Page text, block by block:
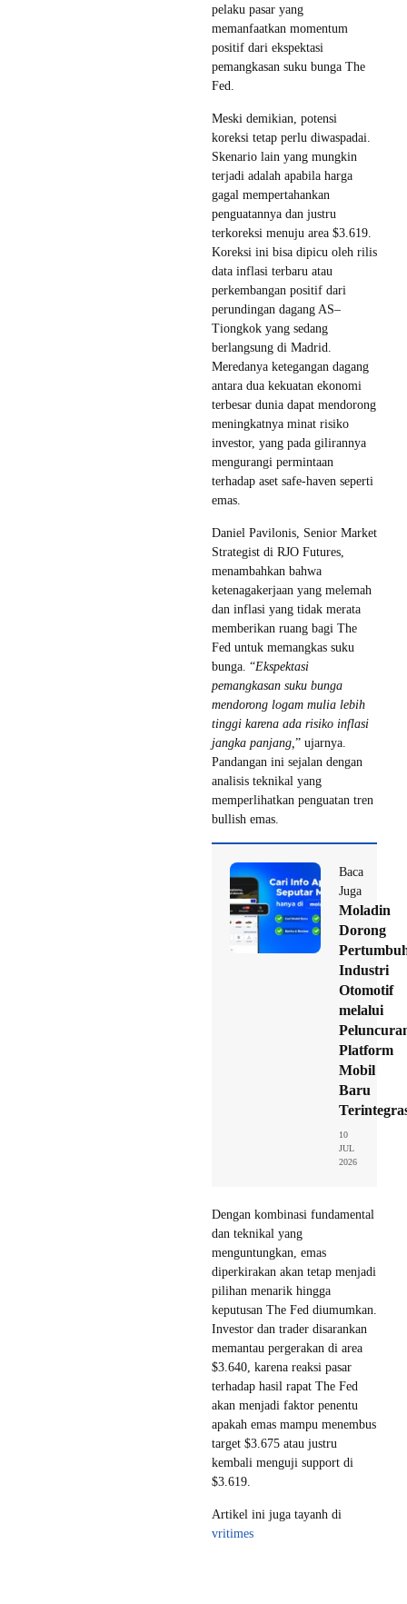
pelaku pasar yang
memanfaatkan momentum
positif dari ekspektasi
pemangkasan suku bunga The
Fed.
Meski demikian, potensi
koreksi tetap perlu diwaspadai.
Skenario lain yang mungkin
terjadi adalah apabila harga
gagal mempertahankan
penguatannya dan justru
terkoreksi menuju area $3.619.
Koreksi ini bisa dipicu oleh rilis
data inflasi terbaru atau
perkembangan positif dari
perundingan dagang AS–
Tiongkok yang sedang
berlangsung di Madrid.
Meredanya ketegangan dagang
antara dua kekuatan ekonomi
terbesar dunia dapat mendorong
meningkatnya minat risiko
investor, yang pada gilirannya
mengurangi permintaan
terhadap aset safe-haven seperti
emas.
Daniel Pavilonis, Senior Market
Strategist di RJO Futures,
menambahkan bahwa
ketenagakerjaan yang melemah
dan inflasi yang tidak merata
memberikan ruang bagi The
Fed untuk memangkas suku
bunga. “Ekspektasi
pemangkasan suku bunga
mendorong logam mulia lebih
tinggi karena ada risiko inflasi
jangka panjang,” ujarnya.
Pandangan ini sejalan dengan
analisis teknikal yang
memperlihatkan penguatan tren
bullish emas.
Baca
Juga
Moladin
Dorong
Industri
Otomotif
melalui
Platform
Mobil
Baru
10
JUL
2026
Dengan kombinasi fundamental
dan teknikal yang
menguntungkan, emas
diperkirakan akan tetap menjadi
pilihan menarik hingga
keputusan The Fed diumumkan.
Investor dan trader disarankan
memantau pergerakan di area
$3.640, karena reaksi pasar
terhadap hasil rapat The Fed
akan menjadi faktor penentu
apakah emas mampu menembus
target $3.675 atau justru
kembali menguji support di
$3.619.
Artikel ini juga tayanh di
vritimes